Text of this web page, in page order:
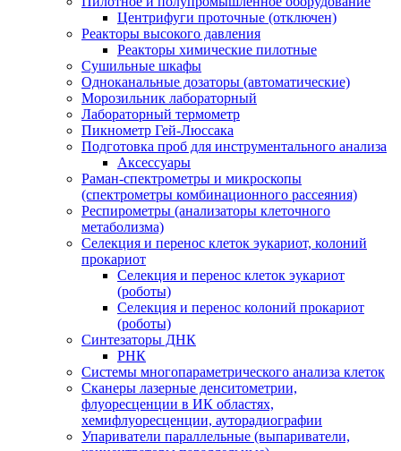
Центрифуги проточные (отключен)
Реакторы высокого давления
Реакторы химические пилотные
Сушильные шкафы
Одноканальные дозаторы (автоматические)
Морозильник лабораторный
Лабораторный термометр
Пикнометр Гей-Люссака
Подготовка проб для инструментального анализа
Аксессуары
Раман-спектрометры и микроскопы
(спектрометры комбинационного рассеяния)
Респирометры (анализаторы клеточного
метаболизма)
Селекция и перенос клеток эукариот, колоний
прокариот
Селекция и перенос клеток эукариот
(роботы)
Селекция и перенос колоний прокариот
(роботы)
Синтезаторы ДНК
РНК
Системы многопараметрического анализа клеток
Сканеры лазерные денситометрии,
флуоресценции в ИК областях,
хемифлуоресценции, ауторадиографии
Упариватели параллельные (выпариватели,